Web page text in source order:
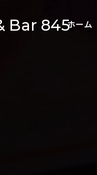
Bar 845ホーム